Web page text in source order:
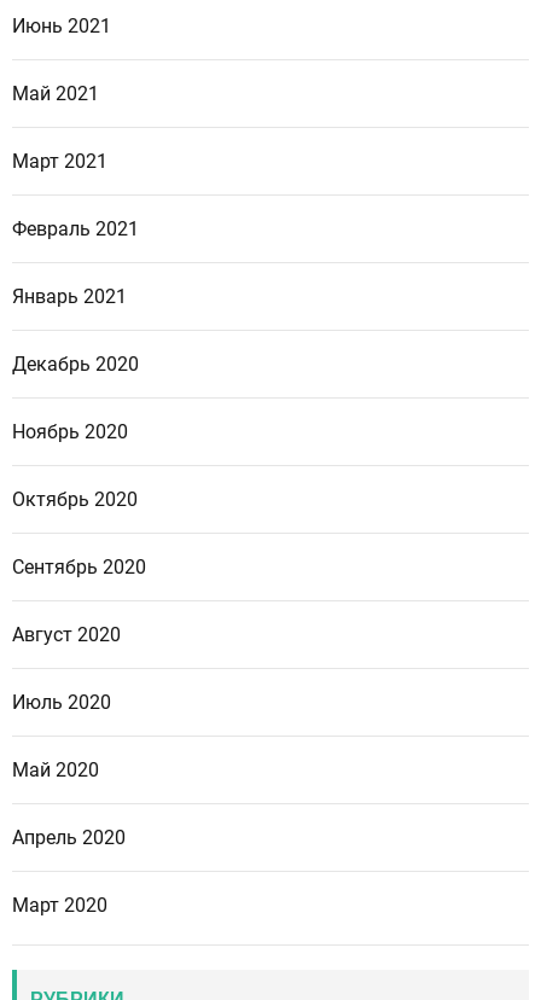
Июнь 2021
Май 2021
Март 2021
Февраль 2021
Январь 2021
Декабрь 2020
Ноябрь 2020
Октябрь 2020
Сентябрь 2020
Август 2020
Июль 2020
Май 2020
Апрель 2020
Март 2020